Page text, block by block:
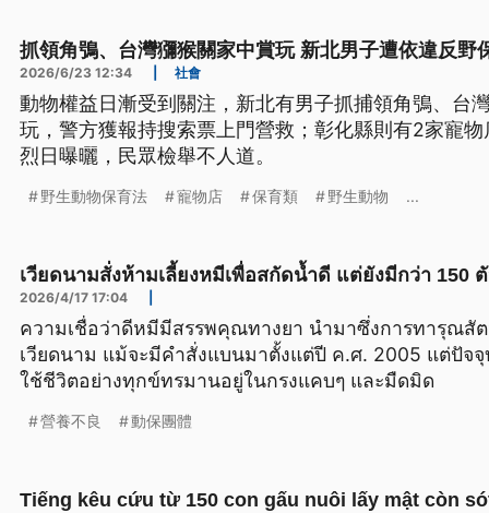
抓領角鴞、台灣獼猴關家中賞玩 新北男子遭依違反野
2026/6/23 12:34 社會
動物權益日漸受到關注，新北有男子抓捕領角鴞、台
玩，警方獲報持搜索票上門營救；彰化縣則有2家寵
烈日曝曬，民眾檢舉不人道。
野生動物保育法 寵物店 保育類 野生動物 ...
เวียดนามสั่งห้ามเลี้ยงหมีเพื่อสกัดน้ำดี แต่ยังมีกว่า 150
2026/4/17 17:04
ความเชื่อว่าดีหมีมีสรรพคุณทางยา นำมาซึ่งการทารุณสัต
เวียดนาม แม้จะมีคำสั่งแบนมาตั้งแต่ปี ค.ศ. 2005 แต่ปัจ
ใช้ชีวิตอย่างทุกข์ทรมานอยู่ในกรงแคบๆ และมืดมิด
營養不良 動保團體
Tiếng kêu cứu từ 150 con gấu nuôi lấy mật còn